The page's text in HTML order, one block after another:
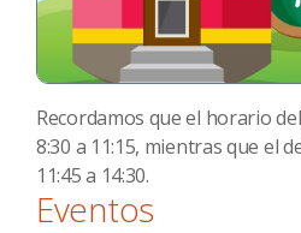
Recordamos que el horario
8:30 a 11:15, mientras que el
11:45 a 14:30.
Eventos